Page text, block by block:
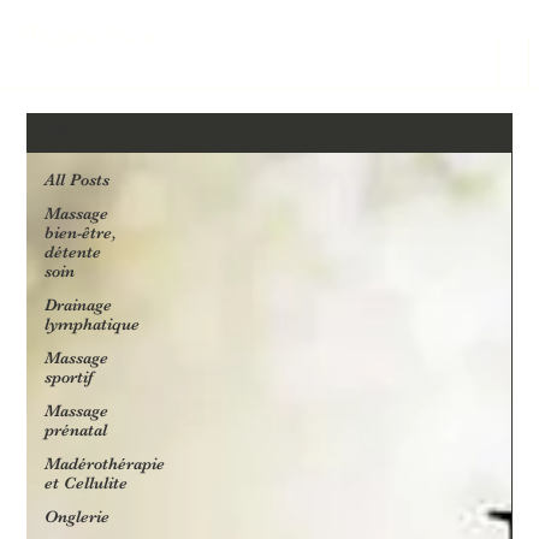
All Posts
Massage
bien-être,
détente
soin
Drainage
lymphatique
Massage
sportif
Massage
prénatal
Madérothérapie
et Cellulite
Onglerie